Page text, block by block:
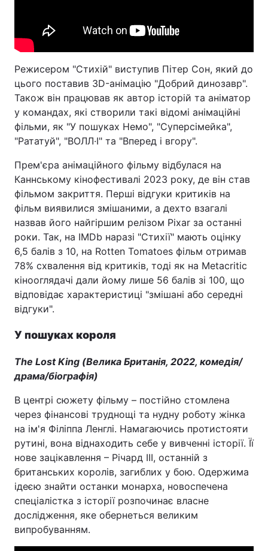
Режисером "Стихій" виступив Пітер Сон, який до
цього поставив 3D-анімацію "Добрий динозавр".
Також він працював як автор історій та аніматор
у командах, які створили такі відомі анімаційні
фільми, як "У пошуках Немо", "Суперсімейка",
"Рататуй", "ВОЛЛ·І" та "Вперед і вгору".
Прем'єра анімаційного фільму відбулася на
Каннському кінофестивалі 2023 року, де він став
фільмом закриття. Перші відгуки критиків на
фільм виявилися змішаними, а дехто взагалі
назвав його найгіршим релізом Pixar за останні
роки. Так, на IMDb наразі "Стихії" мають оцінку
6,5 балів з 10, на Rotten Tomatoes фільм отримав
78% схвалення від критиків, тоді як на Metacritic
кінооглядачі дали йому лише 56 балів зі 100, що
відповідає характеристиці "змішані або середні
відгуки".
У пошуках короля
The Lost King (Велика Британія, 2022, комедія/
драма/біографія)
В центрі сюжету фільму – постійно стомлена
через фінансові труднощі та нудну роботу жінка
на ім'я Філіппа Ленглі. Намагаючись протистояти
рутині, вона віднаходить себе у вивченні історії. Її
нове зацікавлення – Річард ІІІ, останній з
британських королів, загиблих у бою. Одержима
ідеєю знайти останки монарха, новоспечена
спеціалістка з історії розпочинає власне
дослідження, яке обернеться великим
випробуванням.